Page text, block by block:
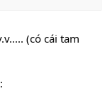
(có cái tam